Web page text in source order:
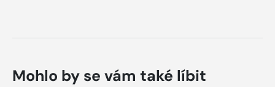
Mohlo by se vám také líbit